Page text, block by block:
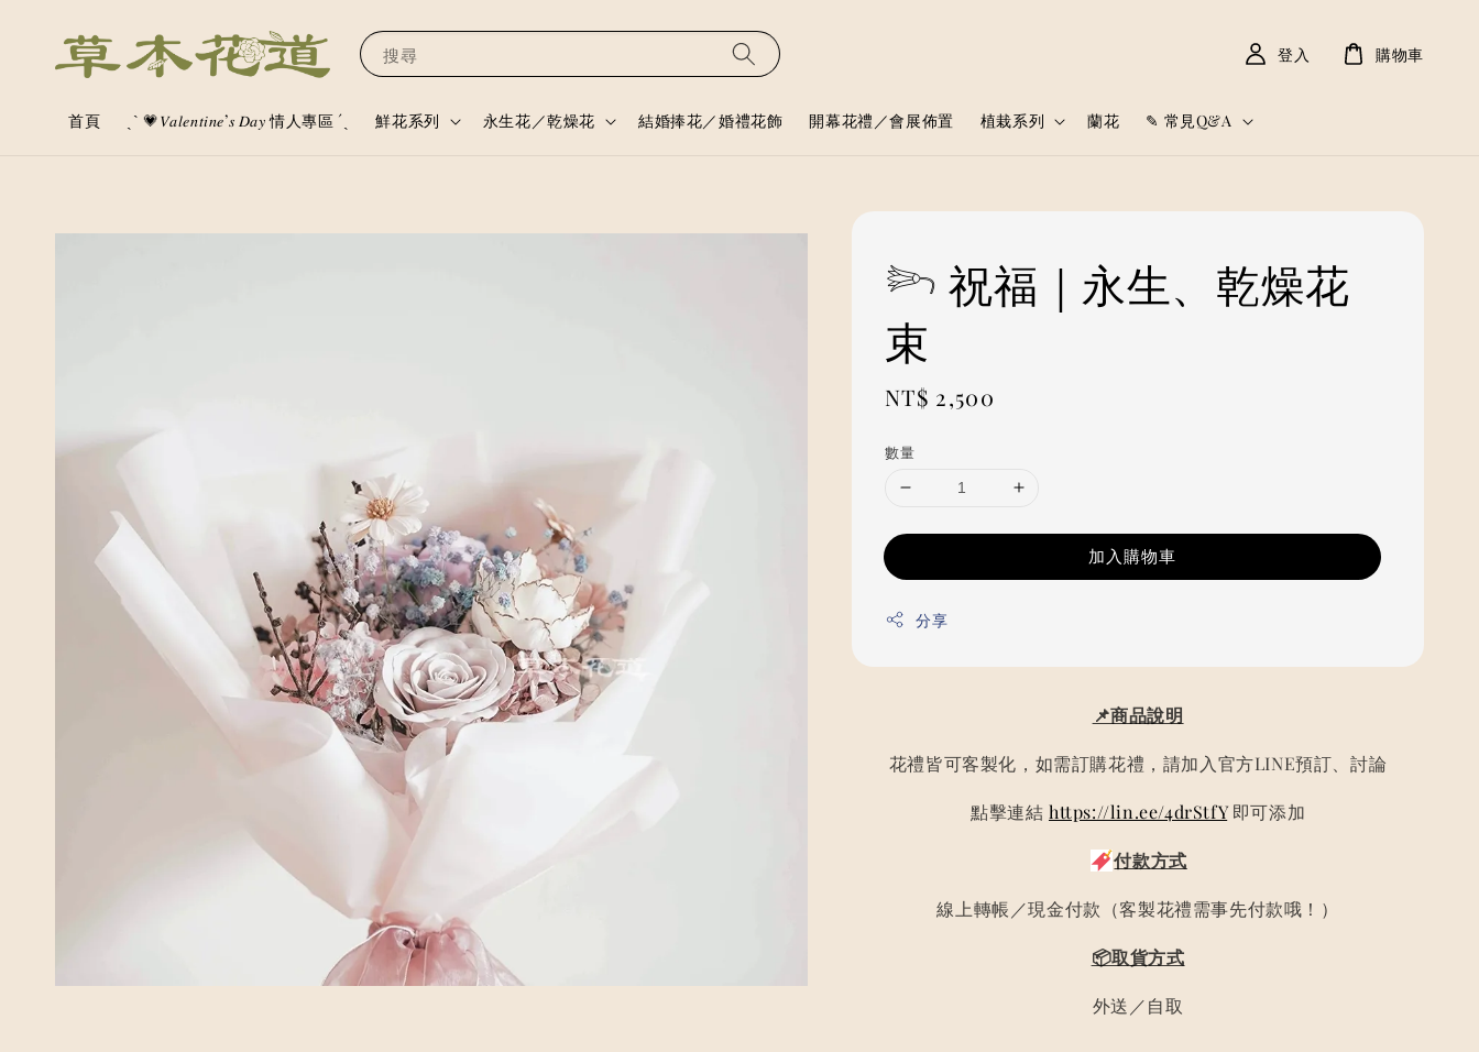
搜尋
首頁 ˏˋ 💗𝑉𝑎𝑙𝑒𝑛𝑡𝑖𝑛𝑒’𝑠 𝐷𝑎𝑦 情人專區 ´ˎ 鮮花系列 永生花／乾燥花 結婚捧花／婚禮花飾 開幕花禮／會展佈置 植栽系列 蘭花 ✎ 常見Q&A
登入 購物車
𓆸 祝福｜永生、乾燥花
束
Regular
NT$ 2,500
數量
加入購物車
分享
📌商品說明
花禮皆可客製化，如需訂購花禮，請加入官方LINE預訂、討論
點擊連結 https://lin.ee/4drStfY即可添加
付款方式
線上轉帳／現金付款（客製花禮需事先付款哦！）
📦取貨方式
外送／自取